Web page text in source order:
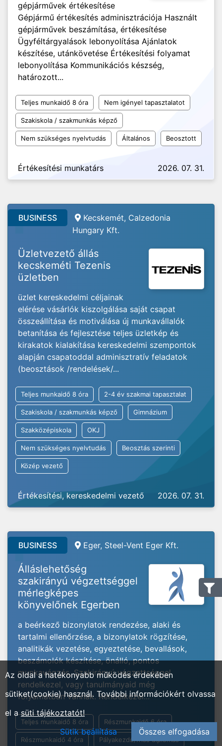
gépjárművek értékesítése
Gépjármű értékesítés adminisztrációja Használt
gépjárművek beszámítása, értékesítése
Ügyféltárgyalások lebonyolítása Ajánlatok
készítése, utánkövetése Értékesítési folyamat
lebonyolítása Kommunikációs készség,
határozott...
Teljes munkaidő 8 óra Nem igényel tapasztalatot
Szakiskola / szakmunkás képző
Nem szükséges nyelvtudás Általános Beosztott
Értékesítési munkatárs 2026. 07. 31.
BUSINESS
Kecskemét, Calzedonia
Hungary Kft.
Üzletvezető állás
kecskeméti Tezenis
üzletben
üzlet kereskedelmi céljainak
elérése vásárlók kiszolgálása saját csapat
összeállítása és motiválása új munkavállalók
betanítása és fejlesztése teljes üzletkép és
kirakatok kialakítása kereskedelmi szempontok
alapján csapatoddal adminisztratív feladatok
(beosztások /rendelések/...
Teljes munkaidő 8 óra 2-4 év szakmai tapasztalat
Szakiskola / szakmunkás képző Gimnázium
Szakközépiskola OKJ
Nem szükséges nyelvtudás Beosztás szerinti
Közép vezető
Értékesítési, kereskedelmi vezető 2026. 07. 31.
BUSINESS Eger, Steel-Vent Eger Kft.
Álláslehetőség
szakirányú végzettséggel
mérlegképes
könyvelőnek Egerben
a beérkező bizonylatok rendezése, alaki és
tartalmi ellenőrzése, a bizonylatok rögzítése,
analitikák vezetése, egyeztetése, bevallások,
beszámolók készítése, önálló, pontos
munkavégzés, Szakirányú végzettséggel
rendelkezel, vagy tanulmányaid még
folyamatban vannak. Rendelkezel...
Teljes munkaidő 8 óra Részmunkaidő 6 óra
Részmunkaidő 4 óra Pályakezdő/friss diplomás
Az oldal a hatékonyabb működés érdekében
sütiket(cookie) használ. További információkért olvassa
el asüti tájékoztatót!
Sütik beállítása
Összes elfogadása